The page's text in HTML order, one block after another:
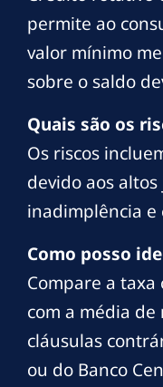
permite ao
valor mínimo
sobre o saldo
Quais são os
Os riscos
devido aos
inadimplência e
Como posso
Compare a
com a média
cláusulas
ou do Banco